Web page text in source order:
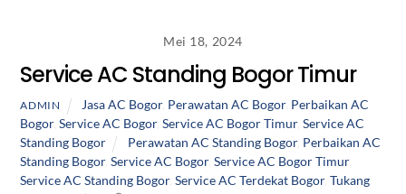
Mei 18, 2024
Service AC Standing Bogor Timur
ADMIN Jasa AC Bogor, Perawatan AC Bogor, Perbaikan AC
Bogor,Service AC Bogor,Service AC Bogor Timur,Service AC
Standing Bogor
Perawatan AC Standing Bogor, Perbaikan AC
Standing Bogor,Service AC Bogor,Service AC Bogor Timur,
Service AC Standing Bogor,Service AC Terdekat Bogor,Tukang